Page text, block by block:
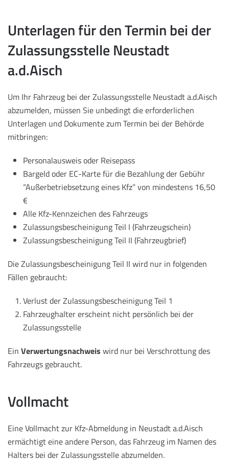
Unterlagen für den Termin bei der
Zulassungsstelle Neustadt
a.d.Aisch
Um Ihr Fahrzeug bei der Zulassungsstelle Neustadt a.d.Aisch
abzumelden, müssen Sie unbedingt die erforderlichen
Unterlagen und Dokumente zum Termin bei der Behörde
mitbringen:
Personalausweis oder Reisepass
Bargeld oder EC-Karte für die Bezahlung der Gebühr
“Außerbetriebsetzung eines Kfz” von mindestens 16,50
€
Alle Kfz-Kennzeichen des Fahrzeugs
Zulassungsbescheinigung Teil I (Fahrzeugschein)
Zulassungsbescheinigung Teil II (Fahrzeugbrief)
Die Zulassungsbescheinigung Teil II wird nur in folgenden
Fällen gebraucht:
Verlust der Zulassungsbescheinigung Teil 1
Fahrzeughalter erscheint nicht persönlich bei der
Zulassungsstelle
Ein Verwertungsnachweis wird nur bei Verschrottung des
Fahrzeugs gebraucht.
Vollmacht
Eine Vollmacht zur Kfz-Abmeldung in Neustadt a.d.Aisch
ermächtigt eine andere Person, das Fahrzeug im Namen des
Halters bei der Zulassungsstelle abzumelden.